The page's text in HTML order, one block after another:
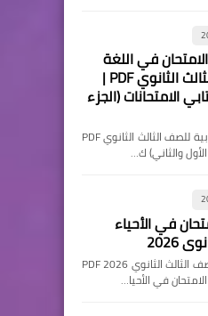
في اللغة
العربية للصف الثالث الثانوي PDF |
الامتحانات (الجزء
📘 تحميل كتاب الامتحان في اللغة العربية للصف الثالث الثانوي PDF
والثاني) ك…
في الأحياء
2026
📘 تحميل كتاب الامتحان في الأحياء الصف الثالث الثانوي 2026 PDF
في الأحيا…